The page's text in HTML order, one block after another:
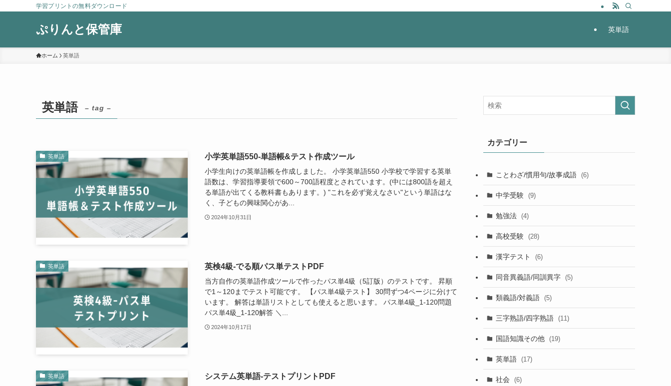
学習プリントの無料ダウンロード
ぷりんと保管庫 英単語
ホーム 英単語
英単語 – tag –
英単語 小学英単語550-単語帳&テスト作成ツール
小学生向けの英単語帳を作成しました。 小学英単語550 小学校で学習する英単
語数は、学習指導要領で600～700語程度とされています。(中には800語を超え
る単語が出てくる教科書もあります。) "これを必ず覚えなさい"という単語はな
く、子どもの興味関心があ...
2024年10月31日
英単語 英検4級-でる順パス単テストPDF
当方自作の英単語作成ツールで作ったパス単4級（5訂版）のテストです。 昇順
で1～120までテスト可能です。 【パス単4級テスト】 30問ずつ4ページに分けて
います。 解答は単語リストとしても使えると思います。 パス単4級_1-120問題
パス単4級_1-120解答 ＼...
2024年10月17日
英単語 システム英単語-テストプリントPDF
カテゴリー
ことわざ/慣用句/故事成語 (6)
中学受験 (9)
勉強法 (4)
高校受験 (28)
漢字テスト (6)
同音異義語/同訓異字 (5)
類義語/対義語 (5)
三字熟語/四字熟語 (11)
国語知識その他 (19)
英単語 (17)
社会 (6)